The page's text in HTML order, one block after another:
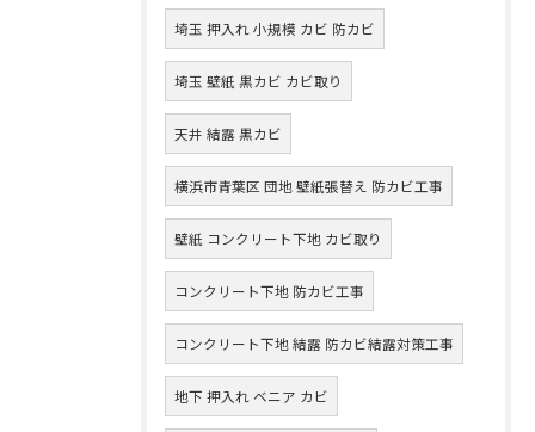
埼玉 押入れ 小規模 カビ 防カビ
埼玉 壁紙 黒カビ カビ取り
天井 結露 黒カビ
横浜市青葉区 団地 壁紙張替え 防カビ工事
壁紙 コンクリート下地 カビ取り
コンクリート下地 防カビ工事
コンクリート下地 結露 防カビ結露対策工事
地下 押入れ ベニア カビ